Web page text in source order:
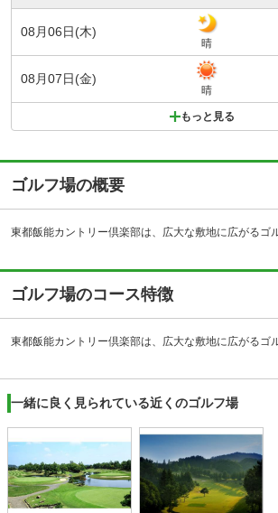
08月06日(木)
晴
08月07日(金)
晴
もっと見る
ゴルフ場の概要
ゴルフ場のコース特徴
一緒に良く見られている近くのゴルフ場